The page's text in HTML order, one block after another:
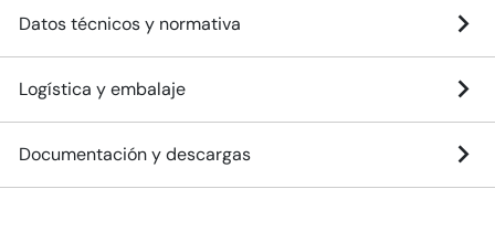
Datos técnicos y normativa
Logística y embalaje
Documentación y descargas